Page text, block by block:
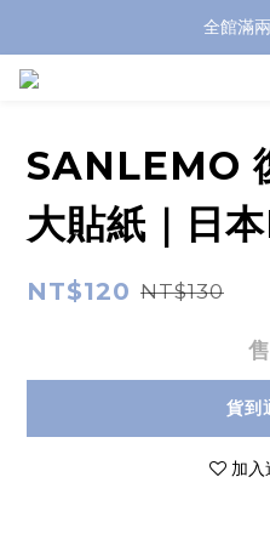
全館滿
全館滿
SANLEMO
大貼紙｜日
NT$120 NT$130
貨到
加入